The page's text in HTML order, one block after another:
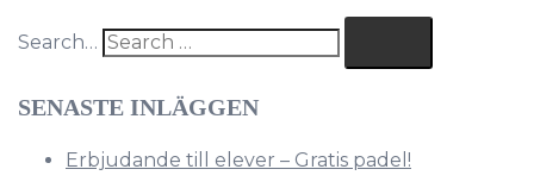
Search…
SENASTE INLÄGGEN
Erbjudande till elever – Gratis padel!